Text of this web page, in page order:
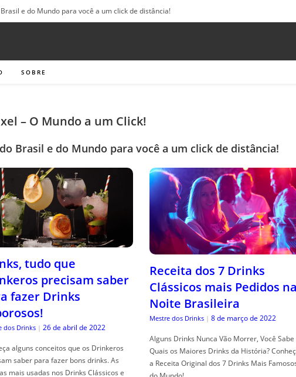
e do Mundo para você a um click de distância!
SOBRE
– O Mundo a um Click!
Brasil e do Mundo para você a um click de distância!
tudo que
precisam saber
fazer Drinks
dos Drinks | 26 de abril de 2022
alguns conceitos que os Drinkeros
saber para fazer bons drinks. As
mais usadas nos Drinks Clássicos e
Receita dos 7 Drinks
Clássicos mais Pedidos
Noite Brasileira
Mestre dos Drinks | 8 de março de 2022
Alguns Drinks Nunca Vão Morrer, Você Sabe
Quais os Maiores Drinks da História?
a Receita Original dos 7 Drinks Mais